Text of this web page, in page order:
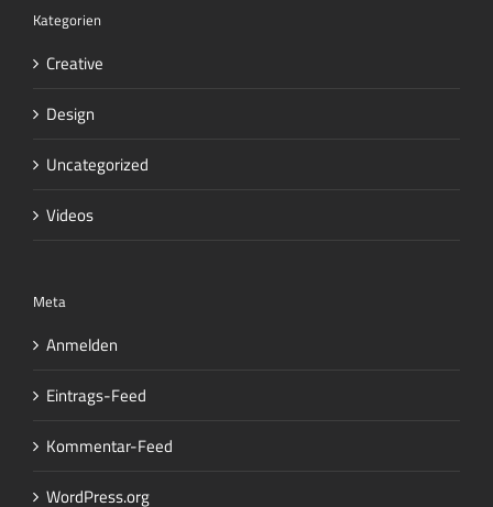
Kategorien
Creative
Design
Uncategorized
Videos
Meta
Anmelden
Eintrags-Feed
Kommentar-Feed
WordPress.org